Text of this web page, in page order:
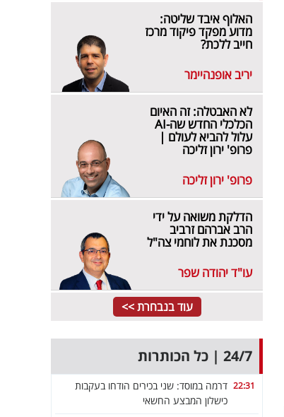
האלוף איבד שליטה:
מדוע מפקד פיקוד מרכז
חייב ללכת?
יריב אופנהיימר
לא האבטלה: זה האיום
הכלכלי החדש שה-AI
עלול להביא לעולם |
פרופ' ירון זליכה
פרופ' ירון זליכה
הדלקת משואה על ידי
הרב אברהם זרביב
מסכנת את לוחמי צה"ל
עו"ד יהודה שפר
עוד בנבחרת >>
24/7 | כל הכותרות
22:31 דרמה במוסד: שני בכירים הודחו בעקבות
כישלון המבצע החשאי